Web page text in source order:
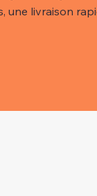
une livraison